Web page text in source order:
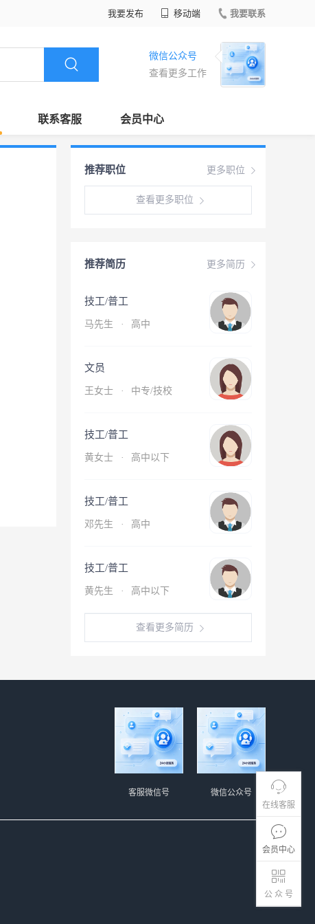
我要发布 移动端 我要联系
微信公众号
查看更多工作
联系客服 会员中心
在线客服
会员中心
公 众 号
更多职位
推荐职位
查看更多职位
更多简历
推荐简历
技工/普工
马先生 · 高中
文员
王女士 · 中专/技校
技工/普工
黄女士 · 高中以下
技工/普工
邓先生 · 高中
技工/普工
黄先生 · 高中以下
查看更多简历
微信公众号
客服微信号